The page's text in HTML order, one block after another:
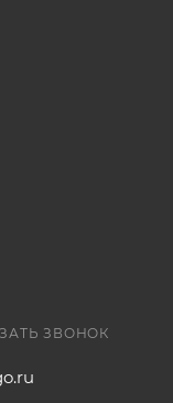
ЗВОНОК